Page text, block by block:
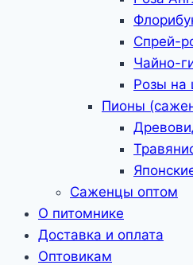
Спрей-
Чайно-
Розы на
Пионы
Саженцы оптом
О питомнике
Доставка и оплата
Оптовикам